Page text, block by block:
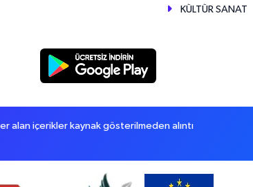
KÜLTÜR SANAT
içerikler kaynak gösterilmeden alıntı